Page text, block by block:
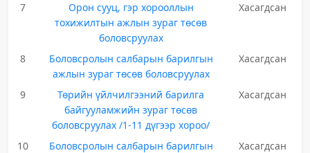
7
Орон сууц, гэр хорооллын
тохижилтын ажлын зураг төсөв
боловсруулах
Хасагдсан
8
Боловсролын салбарын барилгын
ажлын зураг төсөв боловсруулах
Хасагдсан
9
Төрийн үйлчилгээний барилга
байгууламжийн зураг төсөв
боловсруулах /1-11 дүгээр хороо/
Хасагдсан
10
Боловсролын салбарын барилгын
Хасагдсан